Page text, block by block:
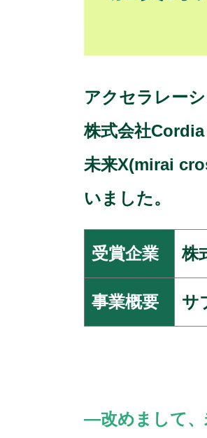
アクセラレー
株式会社
未来X(mirai
いました。
受賞企業 株
事業概要 サ
―改めまして、